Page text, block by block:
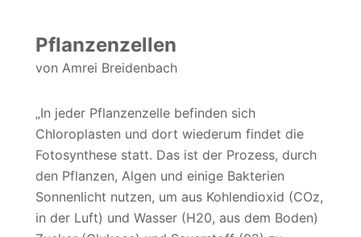
Pflanzenzellen
von Amrei Breidenbach
„In jeder Pflanzenzelle befinden sich
Chloroplasten und dort wiederum findet die
Fotosynthese statt. Das ist der Prozess, durch
den Pflanzen, Algen und einige Bakterien
Sonnenlicht nutzen, um aus Kohlendioxid (COz,
in der Luft) und Wasser (H20, aus dem Boden)